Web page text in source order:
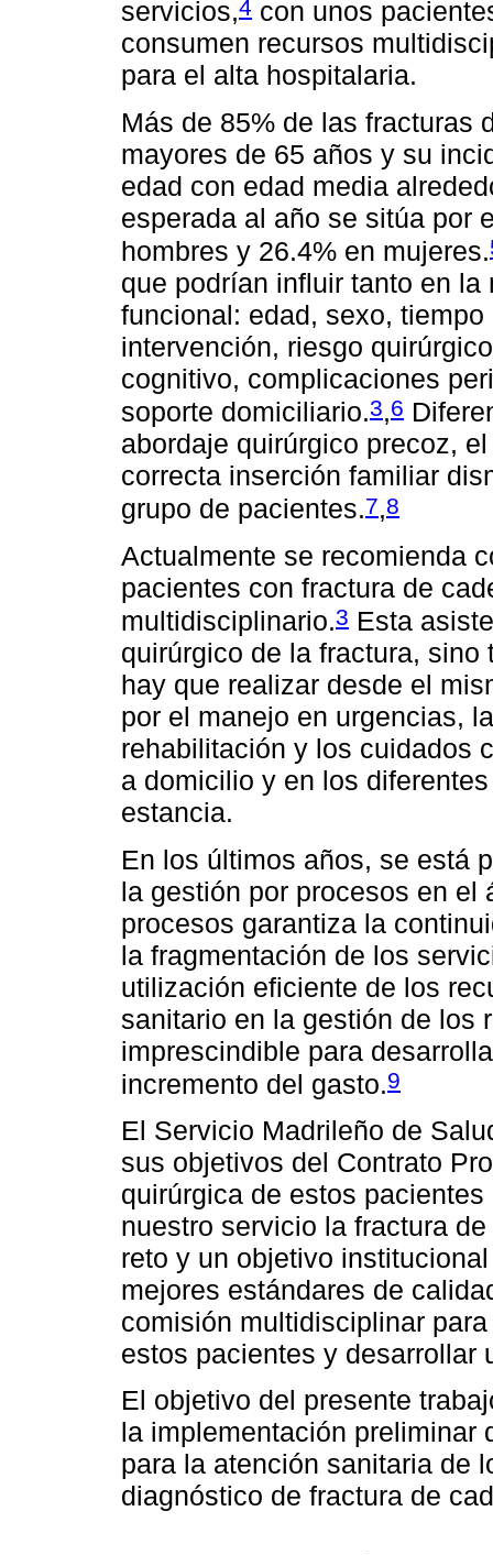
servicios,4 con unos
consumen recursos
para el alta hospitalaria.
Más de 85% de las fracturas
mayores de 65 años y su
edad con edad media
esperada al año se sitúa por
hombres y 26.4% en mujeres.
que podrían influir tanto en
funcional: edad, sexo,
intervención, riesgo
cognitivo, complicaciones
soporte domiciliario.3,6
abordaje quirúrgico precoz,
correcta inserción familiar
grupo de pacientes.7,8
Actualmente se recomienda
pacientes con fractura de
multidisciplinario.3 Esta
quirúrgico de la fractura,
hay que realizar desde el
por el manejo en urgencias,
rehabilitación y los cuidados
a domicilio y en los
estancia.
En los últimos años, se está
la gestión por procesos en el
procesos garantiza la
la fragmentación de los
utilización eficiente de los
sanitario en la gestión de los
imprescindible para
incremento del gasto.9
El Servicio Madrileño de
sus objetivos del Contrato
quirúrgica de estos
nuestro servicio la fractura
reto y un objetivo
mejores estándares de
comisión multidisciplinar
estos pacientes y desarrollar
El objetivo del presente
la implementación preliminar
para la atención sanitaria de
diagnóstico de fractura de